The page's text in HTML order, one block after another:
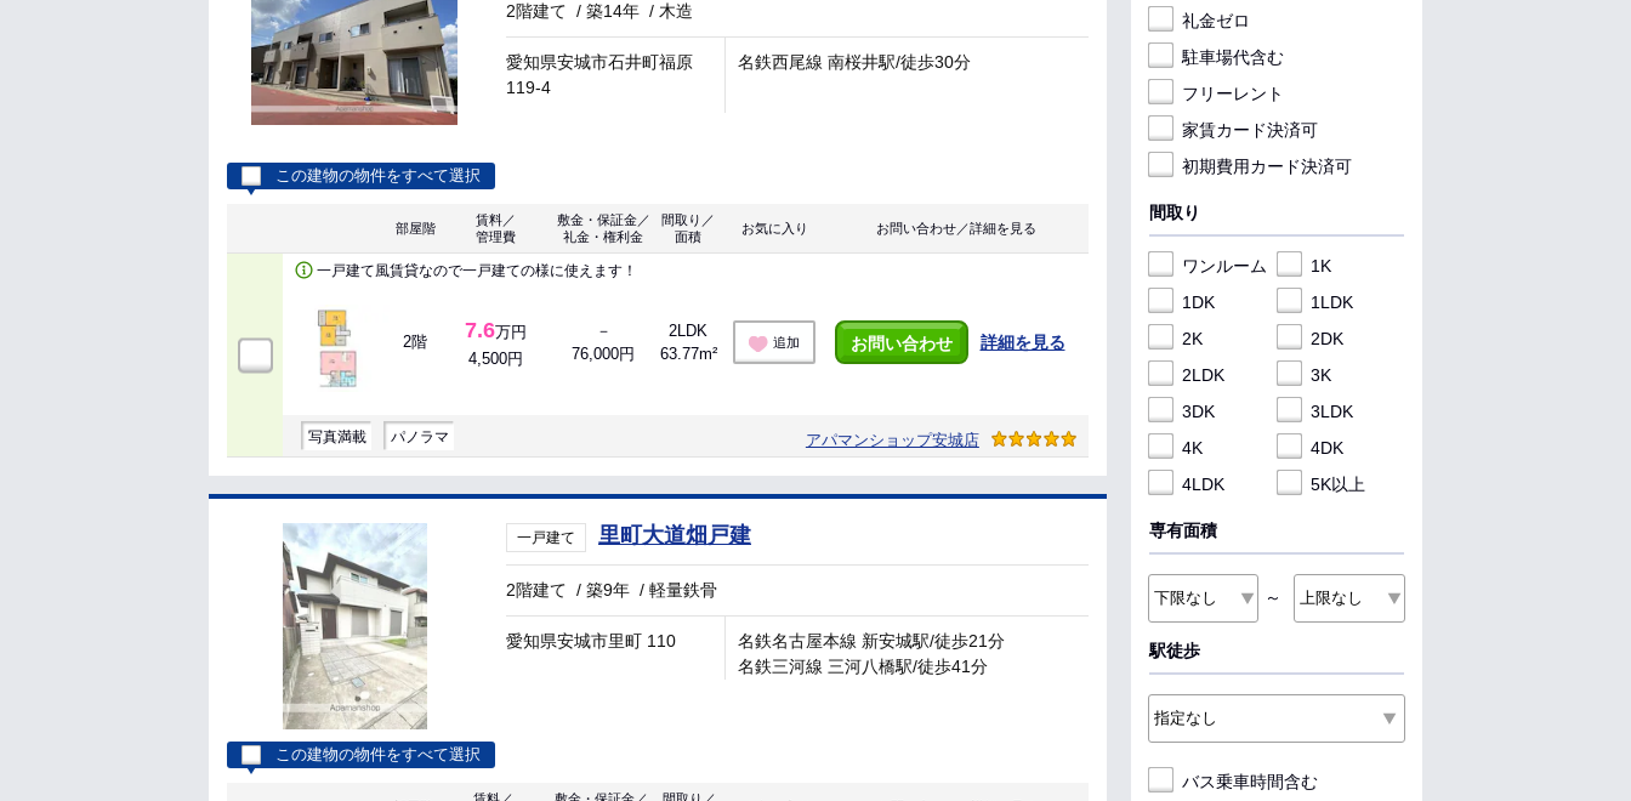
2階建て /築14年 / 木造
愛知県安城市石井町福原
119-4
名鉄西尾線 南桜井駅/徒歩30分
この建物の物件をすべて選択
部屋階
賃料／
管理費
敷金・保証金／
礼金・権利金
間取り／
面積
お気に入り お問い合わせ／詳細を見る
一戸建て風賃貸なので一戸建ての様に使えます！
2階 7.6万円
4,500円
－
76,000円
2LDK
63.77m²
追加 お問い合わせ 詳細を見る
写真満載 パノラマ アパマンショップ安城店
一戸建て 里町大道畑戸建
2階建て /築9年 /軽量鉄骨
愛知県安城市里町 110
名鉄名古屋本線 新安城駅/徒歩21分
名鉄三河線 三河八橋駅/徒歩41分
この建物の物件をすべて選択
礼金ゼロ
駐車場代含む
フリーレント
家賃カード決済可
初期費用カード決済可
間取り
ワンルーム
1K
1DK
1LDK
2K
2DK
2LDK
3K
3DK
3LDK
4K
4DK
4LDK
5K以上
専有面積
～
駅徒歩
バス乗車時間含む